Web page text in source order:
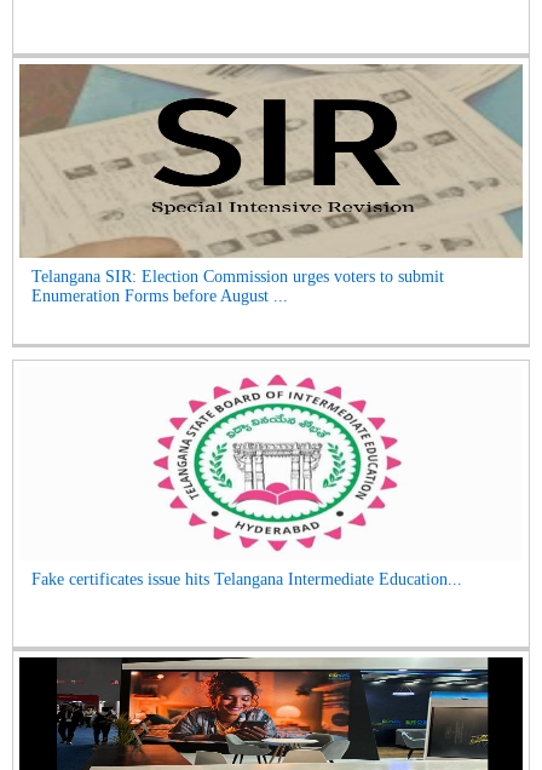
Telangana SIR: Election Commission urges voters to submit
Enumeration Forms before August ...
Fake certificates issue hits Telangana Intermediate Education...